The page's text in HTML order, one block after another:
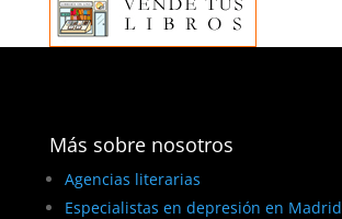
Más sobre nosotros
Agencias literarias
Especialistas en depresión en Madrid